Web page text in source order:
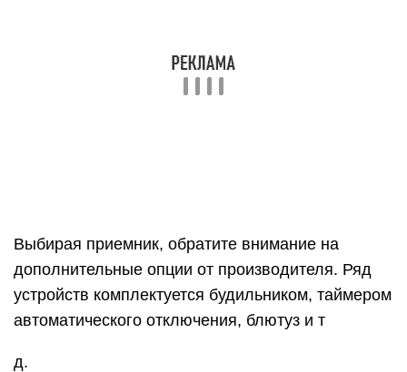
Выбирая приемник, обратите внимание на
дополнительные опции от производителя. Ряд
устройств комплектуется будильником, таймером
автоматического отключения, блютуз и т
д.